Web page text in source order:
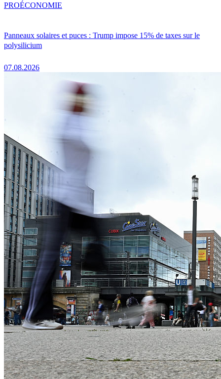
Panneaux solaires et puces : Trump impose 15% de taxes sur le
polysilicium
07.08.2026
PROÉCONOMIE